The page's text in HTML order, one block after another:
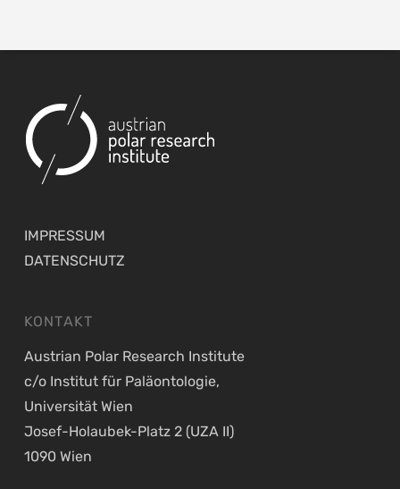
IMPRESSUM
DATENSCHUTZ
KONTAKT
Austrian Polar Research Institute
c/o Institut für Paläontologie,
Universität Wien
Josef-Holaubek-Platz 2 (UZA II)
1090 Wien